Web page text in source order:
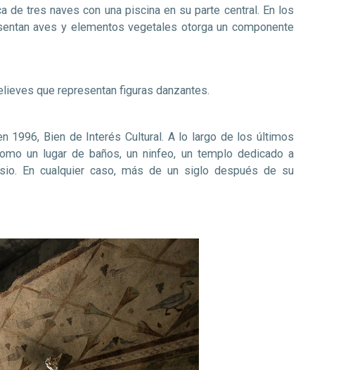
de tres naves con una piscina en su parte central. En los
aves y elementos vegetales otorga un componente
que representan figuras danzantes.
1996, Bien de Interés Cultural. A lo largo de los últimos
un lugar de baños, un ninfeo, un templo dedicado a
En cualquier caso, más de un siglo después de su